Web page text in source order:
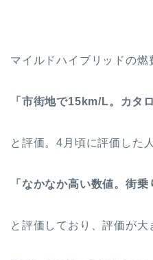
マイルドハイブリッドの燃
「市街地で15km/L。カタ
と評価。4月頃に評価した人
「なかなか高い数値。街乗
と評価しており、評価が大